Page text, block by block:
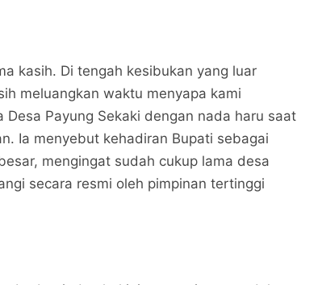
kasih. Di tengah kesibukan yang luar
meluangkan waktu menyapa kami
Desa Payung Sekaki dengan nada haru saat
Ia menyebut kehadiran Bupati sebagai
mengingat sudah cukup lama desa
secara resmi oleh pimpinan tertinggi